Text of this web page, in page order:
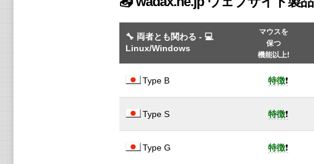
🔧 両者とも関わる - 💻
Linux/Windows
マウスを
保つ
機能以上!
Type B 特徴❗
Type S 特徴❗
Type G 特徴❗